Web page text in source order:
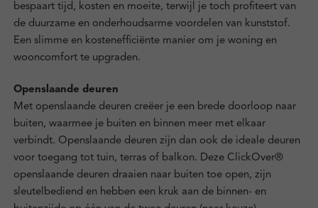
bespaart tijd, kosten en moeite, terwijl je toch profiteert van
de duurzame en onderhoudsarme voordelen van kunststof.
Een slimme en kostenefficiënte manier om je woning en
wooncomfort te upgraden.
Openslaande deuren
Met openslaande deuren creëer je een brede doorloop naar
buiten, waarmee je buiten en binnen meer met elkaar
verbindt. Openslaande deuren zijn dan ook de ideale deuren
voor toegang tot tuin, terras of balkon. Deze ClickOver®
openslaande deuren draaien naar buiten toe open, zijn
sleutelbediend en hebben een kruk aan de binnen- en